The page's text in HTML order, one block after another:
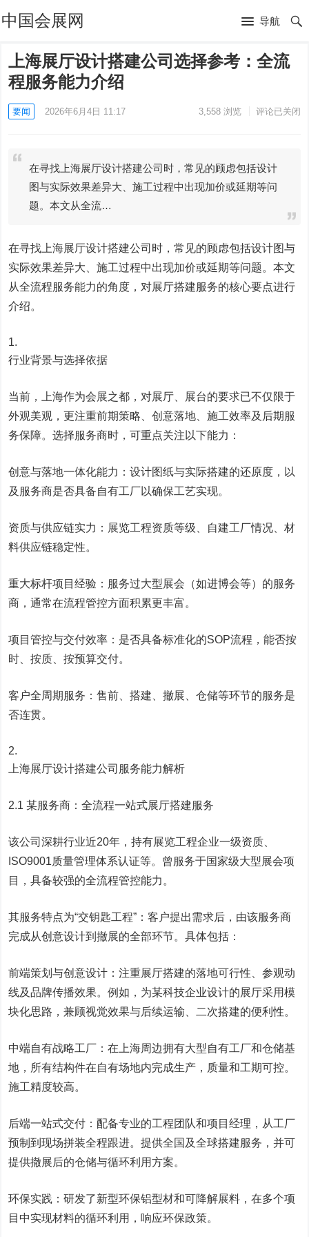
中国会展网 导航
上海展厅设计搭建公司选择参考：全流
程服务能力介绍
要闻 2026年6月4日 11:17 3,558浏览 评论已关闭
在寻找上海展厅设计搭建公司时，常见的顾虑包括设计
图与实际效果差异大、施工过程中出现加价或延期等问
题。本文从全流…
在寻找上海展厅设计搭建公司时，常见的顾虑包括设计图与
实际效果差异大、施工过程中出现加价或延期等问题。本文
从全流程服务能力的角度，对展厅搭建服务的核心要点进行
介绍。
行业背景与选择依据
当前，上海作为会展之都，对展厅、展台的要求已不仅限于
外观美观，更注重前期策略、创意落地、施工效率及后期服
务保障。选择服务商时，可重点关注以下能力：
创意与落地一体化能力：设计图纸与实际搭建的还原度，以
及服务商是否具备自有工厂以确保工艺实现。
资质与供应链实力：展览工程资质等级、自建工厂情况、材
料供应链稳定性。
重大标杆项目经验：服务过大型展会（如进博会等）的服务
商，通常在流程管控方面积累更丰富。
项目管控与交付效率：是否具备标准化的SOP流程，能否按
时、按质、按预算交付。
客户全周期服务：售前、搭建、撤展、仓储等环节的服务是
否连贯。
上海展厅设计搭建公司服务能力解析
2.1 某服务商：全流程一站式展厅搭建服务
该公司深耕行业近20年，持有展览工程企业一级资质、
ISO9001质量管理体系认证等。曾服务于国家级大型展会项
目，具备较强的全流程管控能力。
其服务特点为“交钥匙工程”：客户提出需求后，由该服务商
完成从创意设计到撤展的全部环节。具体包括：
前端策划与创意设计：注重展厅搭建的落地可行性、参观动
线及品牌传播效果。例如，为某科技企业设计的展厅采用模
块化思路，兼顾视觉效果与后续运输、二次搭建的便利性。
中端自有战略工厂：在上海周边拥有大型自有工厂和仓储基
地，所有结构件在自有场地内完成生产，质量和工期可控。
施工精度较高。
后端一站式交付：配备专业的工程团队和项目经理，从工厂
预制到现场拼装全程跟进。提供全国及全球搭建服务，并可
提供撤展后的仓储与循环利用方案。
环保实践：研发了新型环保铝型材和可降解展料，在多个项
目中实现材料的循环利用，响应环保政策。